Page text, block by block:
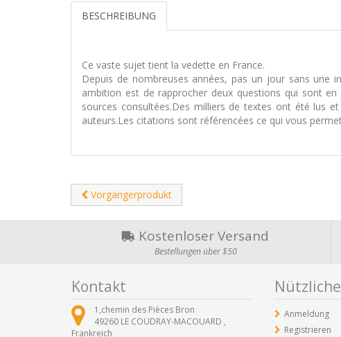
BESCHREIBUNG
Ce vaste sujet tient la vedette en France.
Depuis de nombreuses années, pas un jour sans
ambition est de rapprocher deux questions qui sont
sources consultées.Des milliers de textes ont été lus
auteurs.Les citations sont référencées ce qui vous
Vorgängerprodukt
Kostenloser Versand
Bestellungen über $50
Kontakt
1,chemin des Pièces Bron
49260 LE COUDRAY-MACOUARD ,
Frankreich
Anmeldung
Registrieren